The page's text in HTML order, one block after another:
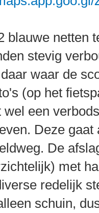
blauwe netten
stevig
waar de
(op het
wel een
Deze
De
met
redelijk
schuin,